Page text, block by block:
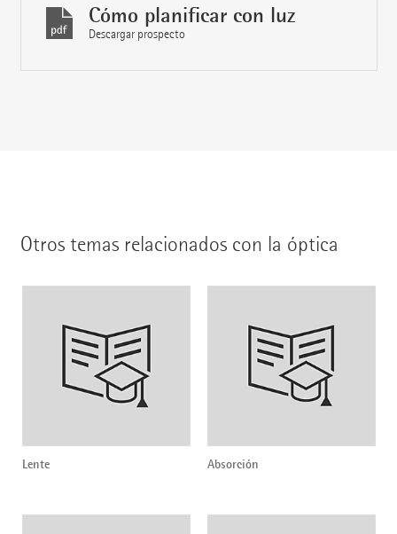
Cómo planificar con luz
Descargar prospecto
Otros temas relacionados con la óptica
Lente Absorción